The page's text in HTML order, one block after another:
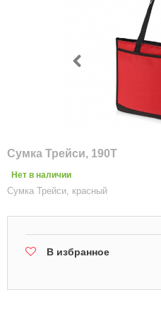
Сумка Трейси, 190T
Нет в наличии
Сумка Трейси, красный
В избранное